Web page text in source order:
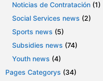
Noticias de Contratación (1)
Social Services news (2)
Sports news (5)
Subsidies news (74)
Youth news (4)
Pages Categorys (34)